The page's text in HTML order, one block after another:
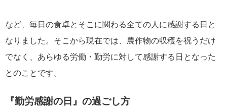
など、毎日の食卓とそこに関わる全ての人に感謝する日と
なりました。そこから現在では、農作物の収穫を祝うだけ
でなく、あらゆる労働・勤労に対して感謝する日となった
とのことです。
『勤労感謝の日』の過ごし方